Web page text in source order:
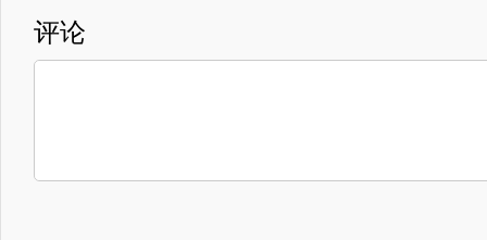
评论